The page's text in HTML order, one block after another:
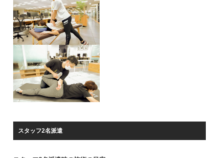
スタッフ2名派遣